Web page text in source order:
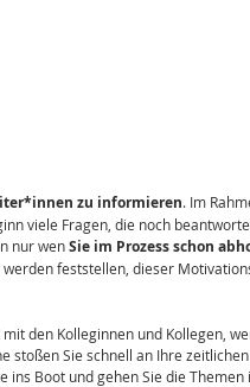
zu informieren. Im
viele Fragen, die noch
nur wen Sie im Prozess schon
feststellen, dieser
den Kolleginnen und Kollegen,
stoßen Sie schnell an Ihre
Boot und gehen Sie die Themen